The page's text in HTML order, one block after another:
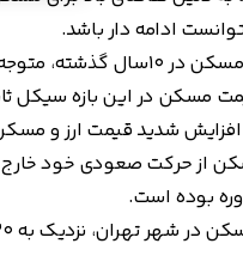
ادامه دار باشد.
مسکن در این بازه سیکل
بوده است.